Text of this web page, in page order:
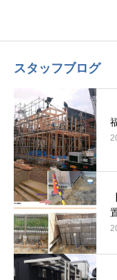
スタッフブログ